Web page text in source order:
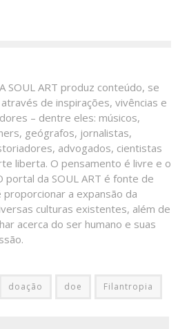
SOUL ART produz conteúdo, se
de inspirações, vivências e
– dentre eles: músicos,
geógrafos, jornalistas,
advogados, cientistas
liberta. O pensamento é livre e o
portal da SOUL ART é fonte de
a expansão da
culturas existentes, além de
acerca do ser humano e suas
doação doe Filantropia